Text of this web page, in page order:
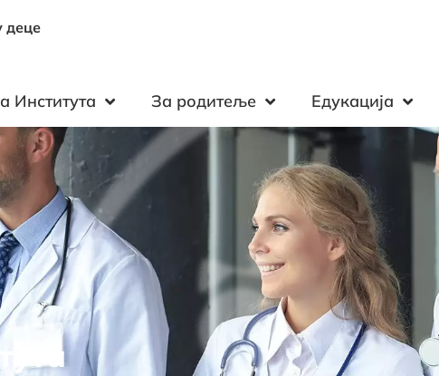
деце
Института За родитеље Едукација